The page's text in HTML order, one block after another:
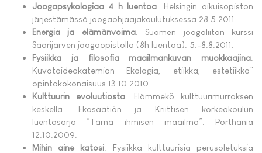
Joogapsykologiaa 4 h luentoa . Helsingin aikuisopiston
järjestämässä joogaohjaajakoulutuksessa 28.5.2011.
Energia ja elämänvoima. Suomen joogaliiton kurssi
Saarijärven joogaopistolla (8h luentoa). 5.-8.8.2011.
Fysiikka ja filosofia maailmankuvan muokkaajina
Kuvataideakatemian Ekologia, etiikka, estetiikka”
opintokokonaisuus 13.10.2010.
Kulttuurin evoluutiosta . Elämmekö kulttuurimurroksen
keskellä. Ekosäätiön ja Kriittisen korkeakoulun
luentosarja ”Tämä ihmisen maailma”. Porthania
12.10.2009.
Mihin aine katosi . Fysiikka kulttuurisia perusoletuksia